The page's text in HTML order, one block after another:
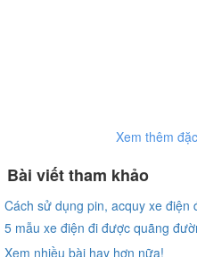
Xem thêm
Bài viết tham khảo
Cách sử dụng pin, acquy xe điện
5 mẫu xe điện đi được quãng
Xem nhiều bài hay hơn nữa!